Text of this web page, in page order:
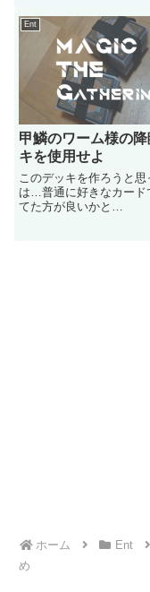
Ent
甲鱗のワーム様の降
キを使用せよ
このデッキを作ろうと思
は…普通に好きなカード
てた方が良いかと…
ホーム Ent
め